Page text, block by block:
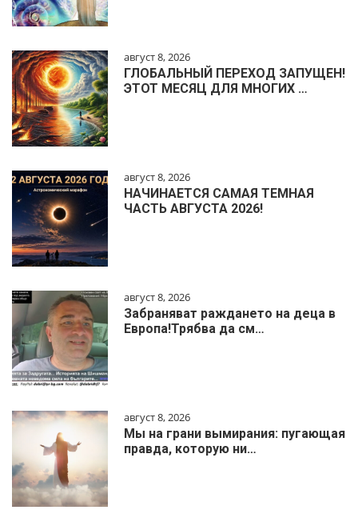
август 8, 2026
ГЛОБАЛЬНЫЙ ПЕРЕХОД ЗАПУЩЕН!
ЭТОТ МЕСЯЦ ДЛЯ МНОГИХ …
август 8, 2026
НАЧИНАЕТСЯ САМАЯ ТЕМНАЯ
ЧАСТЬ АВГУСТА 2026!
август 8, 2026
Забраняват раждането на деца в
Европа!Трябва да см…
август 8, 2026
Мы на грани вымирания: пугающая
правда, которую ни…